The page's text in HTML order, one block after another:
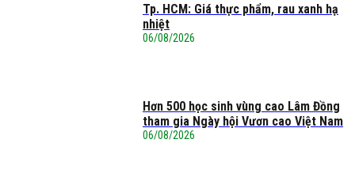
Tp. HCM: Giá thực phẩm, rau xanh hạ
nhiệt
06/08/2026
Hơn 500 học sinh vùng cao Lâm Đồng
tham gia Ngày hội Vươn cao Việt Nam
06/08/2026